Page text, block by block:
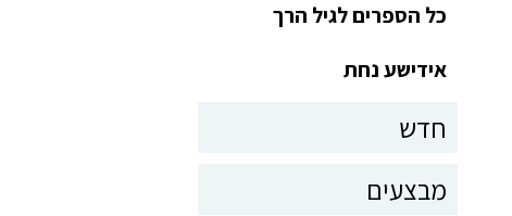
כל הספרים לגיל הרך
אידישע נחת
חדש
מבצעים